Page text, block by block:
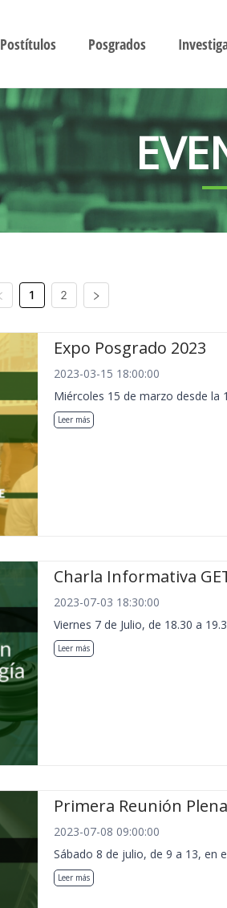
Postítulos Posgrados
1 2
Expo Posgrado 2023
2023-03-15 18:00:00
Miércoles 15 de marzo desde la
Leer más
Charla Informativa
2023-07-03 18:30:00
Viernes 7 de Julio, de 18.30 a
Leer más
Primera Reunión
2023-07-08 09:00:00
Sábado 8 de julio, de 9 a 13, en
Leer más